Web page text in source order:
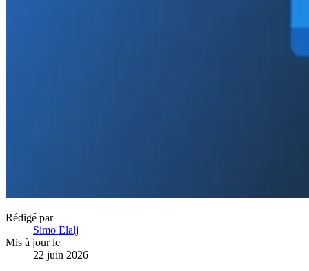
Rédigé par
Simo Elalj
Mis à jour le
22 juin 2026